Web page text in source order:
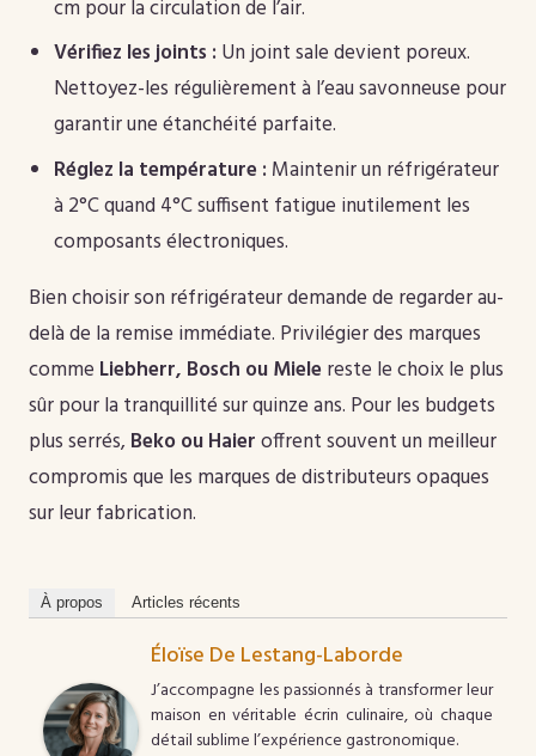
cm pour la circulation de l’air.
Vérifiez les joints : Un joint sale devient poreux.
Nettoyez-les régulièrement à l’eau savonneuse pour
garantir une étanchéité parfaite.
Réglez la température : Maintenir un réfrigérateur
à 2°C quand 4°C suffisent fatigue inutilement les
composants électroniques.
Bien choisir son réfrigérateur demande de regarder au-
delà de la remise immédiate. Privilégier des marques
comme Liebherr, Bosch ou Mielereste le choix le plus
sûr pour la tranquillité sur quinze ans. Pour les budgets
plus serrés, Beko ou Haieroffrent souvent un meilleur
compromis que les marques de distributeurs opaques
sur leur fabrication.
À propos Articles récents
Éloïse De Lestang-Laborde
J’accompagne les passionnés à transformer leur
maison en véritable écrin culinaire, où chaque
détail sublime l’expérience gastronomique.